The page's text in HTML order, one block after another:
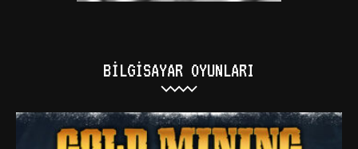
BILGISAYAR OYUNLARI